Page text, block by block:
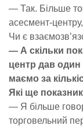
— Так. Більше
асесмент-
Чи є
— А скільки
центр дав один
маємо за
Які ще
— Я більше
торговельний